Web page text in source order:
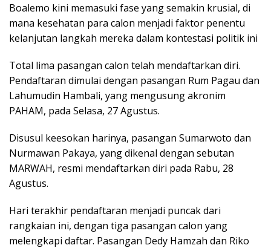
Boalemo kini memasuki fase yang semakin krusial, di
mana kesehatan para calon menjadi faktor penentu
kelanjutan langkah mereka dalam kontestasi politik ini
Total lima pasangan calon telah mendaftarkan diri.
Pendaftaran dimulai dengan pasangan Rum Pagau dan
Lahumudin Hambali, yang mengusung akronim
PAHAM, pada Selasa, 27 Agustus.
Disusul keesokan harinya, pasangan Sumarwoto dan
Nurmawan Pakaya, yang dikenal dengan sebutan
MARWAH, resmi mendaftarkan diri pada Rabu, 28
Agustus.
Hari terakhir pendaftaran menjadi puncak dari
rangkaian ini, dengan tiga pasangan calon yang
melengkapi daftar. Pasangan Dedy Hamzah dan Riko